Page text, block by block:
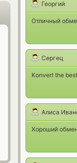
Георгий
Отличный
Сергец
Konvert the
Алиса
Хороший